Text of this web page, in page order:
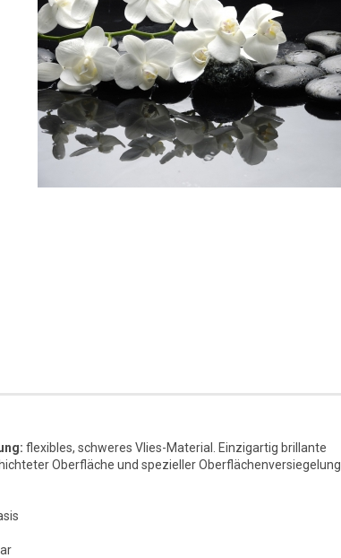
flexibles, schweres Vlies-Material. Einzigartig brillante
Oberfläche und spezieller Oberflächenversiegelung.